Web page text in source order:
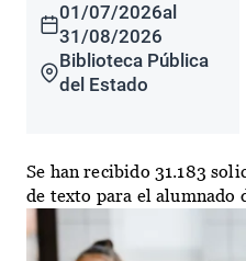
01/07/2026al
31/08/2026
Biblioteca Pública
del Estado
Se han recibido 31.183
de texto para el alumnado